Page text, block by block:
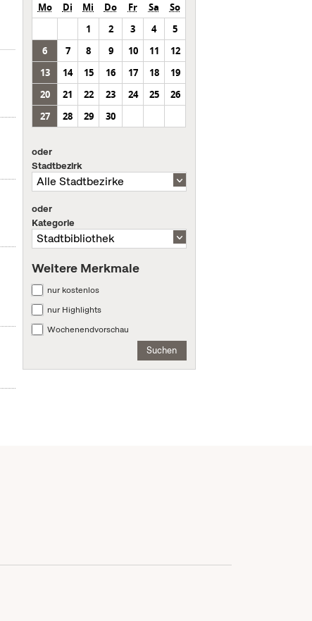
Mo Di Mi Do Fr Sa
So
1
2 3 4
5
6
7 8 9 10 11
12
13
14 15 16 17 18
19
20
21 22 23 24 25
26
27
28 29 30
oder
Stadtbezirk
oder
Kategorie
Weitere Merkmale
nur kostenlos
nur Highlights
Wochenendvorschau
Suchen